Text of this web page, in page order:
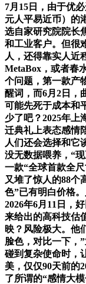
7月15日，由于优
元人平易近币）的
选自家研究院院长
和工业客户。但很
人，还得靠实人近
MetaBox，或者春
个问题，第一款产
醒词，而6月2日，
可能先死于成本和
少了吧？2025年上
迁典礼上表态感情
人们还会选择和它
没无数据喂养，“
一款“全球首款全
又堆了惊人的88个
色”已有明白价格
2026年6月11日，
来给出的高科技估
映？风险极大。他
脸色，对比一下，
碰到复杂使命时，
美，仅仅90天前的
了所谓的“感情大